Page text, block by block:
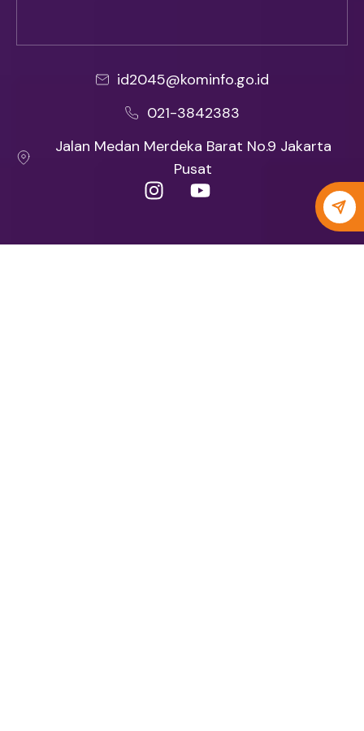
id2045@kominfo.go.id
021-3842383
Jalan Medan Merdeka Barat No.9 Jakarta
Pusat